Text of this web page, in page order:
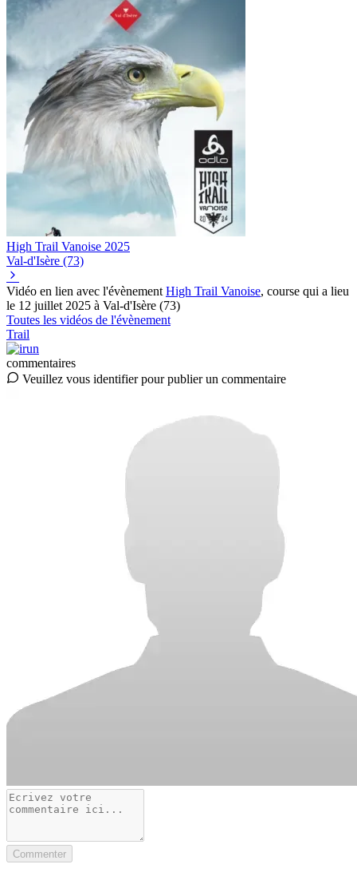
High Trail Vanoise 2025
Val-d'Isère (73)
Vidéo en lien avec l'évènement High Trail Vanoise, course qui a lieu
le 12 juillet 2025 à Val-d'Isère (73)
Toutes les vidéos de l'évènement
Trail
commentaires
Veuillez vous identifier pour publier un commentaire
Commenter